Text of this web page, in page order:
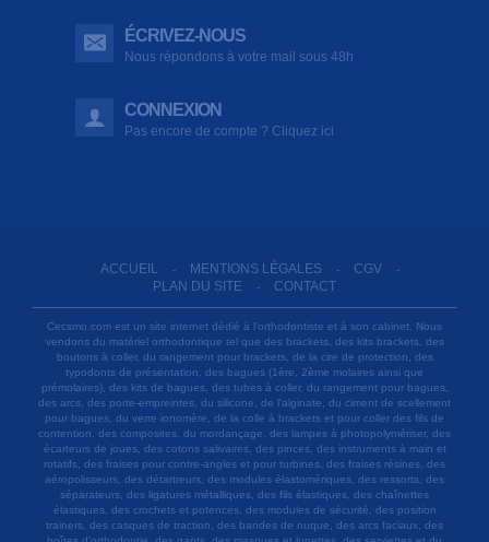
ÉCRIVEZ-NOUS
Nous répondons à votre mail sous 48h
CONNEXION
Pas encore de compte ? Cliquez ici
ACCUEIL - MENTIONS LÉGALES - CGV -
PLAN DU SITE - CONTACT
Cecsmo.com est un site internet dédié à l'orthodontiste et à son cabinet. Nous
vendons du matériel orthodontique tel que des brackets, des kits brackets, des
boutons à coller, du rangement pour brackets, de la cire de protection, des
typodonts de présentation, des bagues (1ère, 2ème molaires ainsi que
prémolaires), des kits de bagues, des tubes à coller, du rangement pour bagues,
des arcs, des porte-empreintes, du silicone, de l'alginate, du ciment de scellement
pour bagues, du verre ionomère, de la colle à brackets et pour coller des fils de
contention, des composites, du mordançage, des lampes à photopolymériser, des
écarteurs de joues, des cotons salivaires, des pinces, des instruments à main et
rotatifs, des fraises pour contre-angles et pour turbines, des fraises résines, des
aéropolisseurs, des détartreurs, des modules élastomériques, des ressorts, des
séparateurs, des ligatures métalliques, des fils élastiques, des chaînettes
élastiques, des crochets et potences, des modules de sécurité, des position
trainers, des casques de traction, des bandes de nuque, des arcs faciaux, des